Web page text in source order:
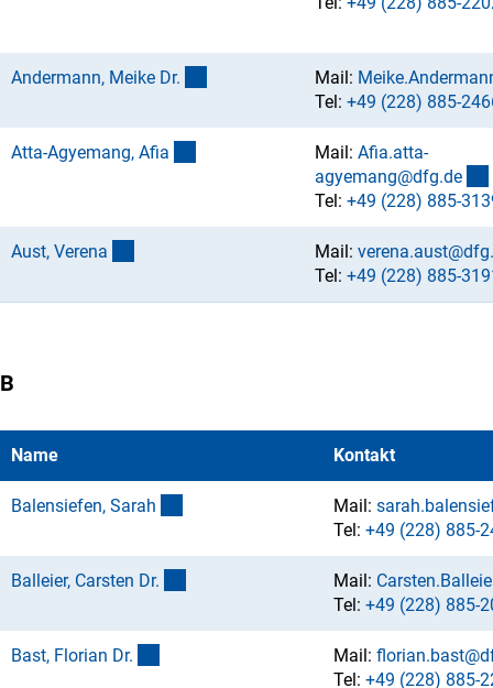
Andermann, Meike Dr. (externer Link)Mail:
Tel: +49 (228) 885-246
Atta-Agyemang, Afia Mail: Afia.atta-
agyemang@dfg.de
Tel: +49 (228) 885-313
Aust, Verena Mail:
Tel: +49 (228) 885-319
B
Name Kontakt
Balensiefen, Sarah Mail:
Tel:+49 (228) 885-
Balleier, Carsten Dr. Mail:
Tel:+49 (228) 885-
Bast, Florian Dr. Mail:
Tel:+49 (228) 885-